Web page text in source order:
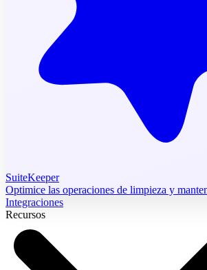
SuiteKeeper
Optimice las operaciones de limpieza y
Integraciones
Recursos